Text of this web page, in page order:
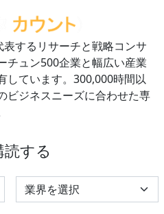
するリサーチと戦略コンサ
チュン500企業と幅広い産業
しています。300,000時間以
ビジネスニーズに合わせた専
する
Select Industry